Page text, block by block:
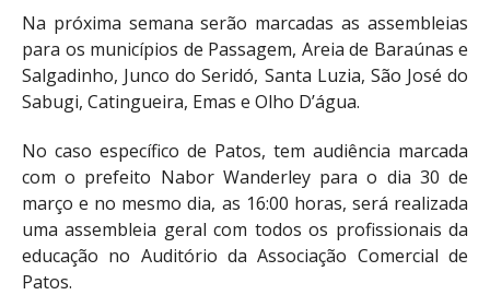
Na próxima semana serão marcadas as assembleias
para os municípios de Passagem, Areia de Baraúnas e
Salgadinho, Junco do Seridó, Santa Luzia, São José do
Sabugi, Catingueira, Emas e Olho D’água.
No caso específico de Patos, tem audiência marcada
com o prefeito Nabor Wanderley para o dia 30 de
março e no mesmo dia, as 16:00 horas, será realizada
uma assembleia geral com todos os profissionais da
educação no Auditório da Associação Comercial de
Patos.